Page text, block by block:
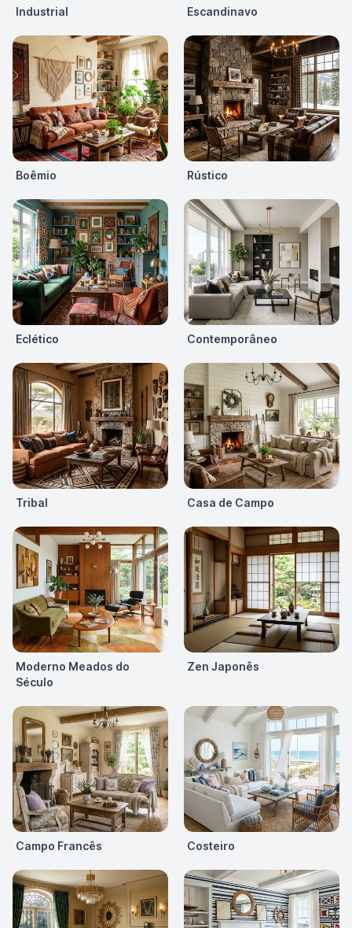
Industrial Escandinavo
Boêmio Rústico
Eclético Contemporâneo
Tribal Casa de Campo
Moderno Meados do
Século
Zen Japonês
Campo Francês Costeiro